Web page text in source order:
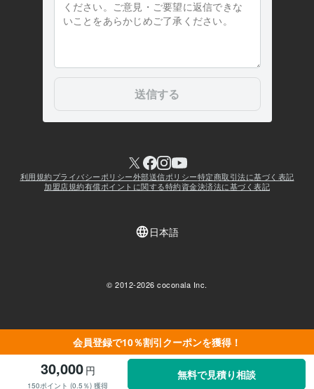
会員登録で10％割引クーポンを獲得！
30,000 円
150ポイント (0.5％) 獲得
無料で見積り相談